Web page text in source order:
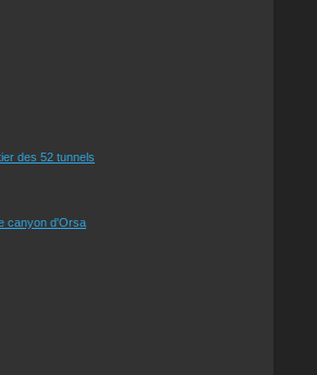
des 52 tunnels
canyon d'Orsa